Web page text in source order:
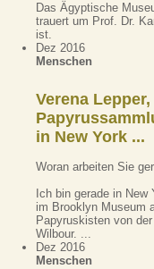
Das Ägyptische
trauert um Prof. Dr.
ist.
Dez 2016
Menschen
Verena
in New York ...
Woran arbeiten Sie
Ich bin gerade in
im Brooklyn Museum
Papyruskisten von
Wilbour. ...
Dez 2016
Menschen